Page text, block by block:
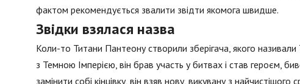
фактом рекомендується звалити звідти якомога швидше.
Звідки взялася назва
Коли-то Титани Пантеону створили зберігача, якого
з Темною Імперією, він брав участь у битвах і став героєм,
замінити собі кінцівку, він взяв нову, викувану з